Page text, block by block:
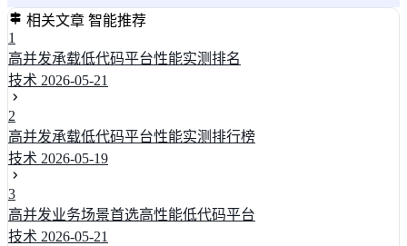
相关文章 智能推荐
1
高并发承载低代码平台性能实测排名
技术 2026-05-21
2
高并发承载低代码平台性能实测排行榜
技术 2026-05-19
3
高并发业务场景首选高性能低代码平台
技术 2026-05-21